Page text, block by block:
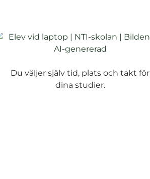
Du väljer själv tid, plats och takt för
dina studier.